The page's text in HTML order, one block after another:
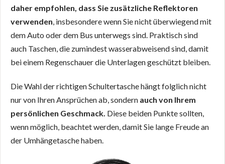
daher empfohlen, dass Sie zusätzliche Reflektoren
verwenden, insbesondere wenn Sie nicht überwiegend mit
dem Auto oder dem Bus unterwegs sind. Praktisch sind
auch Taschen, die zumindest wasserabweisend sind, damit
bei einem Regenschauer die Unterlagen geschützt bleiben.
Die Wahl der richtigen Schultertasche hängt folglich nicht
nur von Ihren Ansprüchen ab, sondern auch von Ihrem
persönlichen Geschmack. Diese beiden Punkte sollten,
wenn möglich, beachtet werden, damit Sie lange Freude an
der Umhängetasche haben.